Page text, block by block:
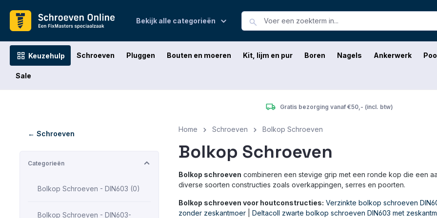
Bekijk alle categorieën
Keuzehulp Schroeven Pluggen Bouten en moeren Kit, lijm en pur Boren Nagels Ankerwerk
Sale
Gratis bezorging vanaf €50,- (incl. btw)
← Schroeven
Categorieën
Bolkop Schroeven - DIN603 (0)
Bolkop Schroeven - DIN603-
Home Schroeven Bolkop Schroeven
Bolkop Schroeven
Bolkop schroeven combineren een stevige grip met een ronde kop die een
diverse soorten constructies zoals overkappingen, serres en poorten.
Bolkop schroeven voor houtconstructies: Verzinkte bolkop schroeven
zonder zeskantmoer
Deltacoll zwarte bolkop schroeven DIN603 met